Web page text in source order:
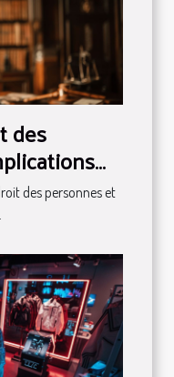
des
des personnes et